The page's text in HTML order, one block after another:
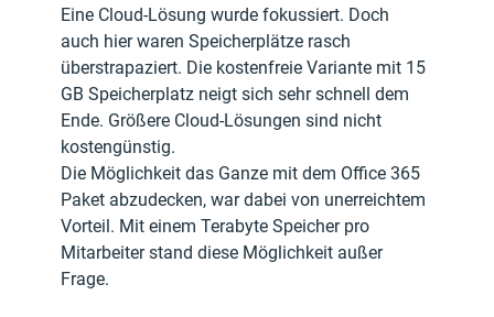
Eine Cloud-Lösung wurde fokussiert. Doch
auch hier waren Speicherplätze rasch
überstrapaziert. Die kostenfreie Variante mit 15
GB Speicherplatz neigt sich sehr schnell dem
Ende. Größere Cloud-Lösungen sind nicht
kostengünstig.
Die Möglichkeit das Ganze mit dem Office 365
Paket abzudecken, war dabei von unerreichtem
Vorteil. Mit einem Terabyte Speicher pro
Mitarbeiter stand diese Möglichkeit außer
Frage.